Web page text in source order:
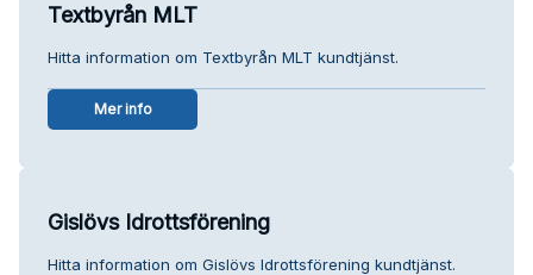
Textbyrån MLT
Hitta information om Textbyrån MLT kundtjänst.
Mer info
Gislövs Idrottsförening
Hitta information om Gislövs Idrottsförening kundtjänst.